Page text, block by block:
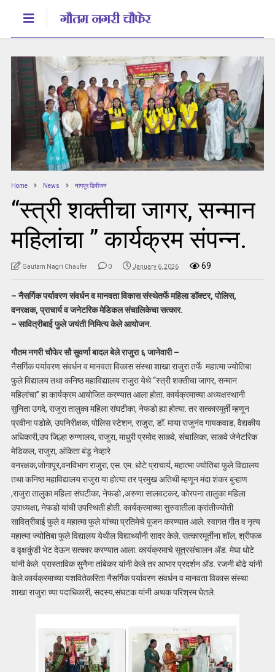
Home News नागपुर डिवीजन
“स्त्री शक्तीचा जागर, सन्मान
महिलांचा ” कार्यक्रम संपन्न.
Gautam Nagri Chaufer 0 January 6, 2026 69
– नैसर्गिक पर्यावरण संवर्धन व मानवता विकास संस्थेतर्फे महिला डॉक्टर, पोलिस,
वनरक्षक, प्राचार्य व जनेटरिक मेडिकल संचालिकेचा सत्कार.
– सावित्रीबाई फुले जयंती निमित्य केले आयोजन.
गौतम नगरी चौफेर सौ सुवर्णा बादल बेले राजुरा ६ जानेवारी –
नैसर्गिक पर्यावरण संवर्धन व मानवता विकास संस्था शाखा राजुरा तर्फे महात्मा ज्योतिबा
फुले विद्यालय तथा कनिष्ठ महाविद्यालय राजुरा येथे “स्त्री शक्तीचा जागर, सन्मान
महिलांचा” हा कार्यक्रम आयोजित करण्यात आला होता. कार्यक्रमाच्या अध्यक्षस्थानी
सुनिता उगदे, राजुरा तालुका महिला संघटीका, नेफडो ह्या होत्या. तर सत्कारमूर्ती म्हणून
प्रवीना पडोळे, उपनिरीक्षक, पोलिस स्टेशन, राजुरा, डॉ. माया राजुनंद गायकवाड, वैद्यकीय
अधिकारी,उप जिल्हा रुग्णालय, राजुरा, माधुरी प्रमोद साळवे, संचालिका, साळवे जेनेटरिक
मेडिकल, राजुरा, अंकिता बंडू नेव्हारे
वनरक्षक,जोगापूर,वनविभाग राजुरा, एस. एम. धोटे प्राचार्य, महात्मा ज्योतिबा फुले विद्यालय
तथा कनिष्ठ महाविद्यालय राजुरा या होत्या तर प्रमुख अतिथी म्हणून मंदा शंकर बुऱ्हाण
,राजुरा तालुका महिला संघटीका, नेफडो ,अरुणा सालवटकर, कोरपना तालुका महिला
उपाध्यक्षा, नेफडो यांची उपस्थिती होती. कार्यक्रमाच्या सुरुवातीला क्रांतीज्योती
सावित्रीबाई फुले व महात्मा फुले यांच्या प्रतिमेचे पूजन करण्यात आले. स्वागत गीत व नृत्य
महात्मा ज्योतिबा फुले विद्यालय येथील विद्यार्थ्यांनी सादर केले. सत्कारमूर्तीना शॉल, श्रीफळ
व वृक्षकुंडी भेट देऊन सत्कार करण्यात आला. कार्यक्रमाचे सूत्रसंचालन ॲड. मेघा धोटे
यांनी केले. प्रास्ताविक सुनैना तांबेकर यांनी केले तर आभार प्रदर्शन ॲड. रजनी बोढे यांनी
केले.कार्यक्रमाच्या यशवितेकरिता नैसर्गिक पर्यावरण संवर्धन व मानवता विकास संस्था
शाखा राजुरा च्या पदाधिकारी, सदस्य,संघटक यांनी अथक परिश्रम घेतले.